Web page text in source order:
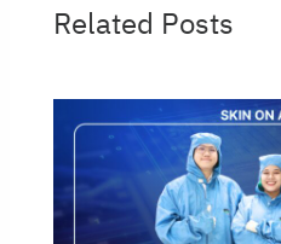
Related Posts